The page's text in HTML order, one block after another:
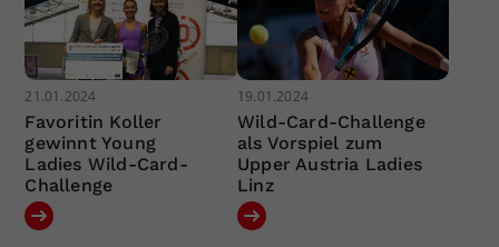
21.01.2024
Favoritin Koller
gewinnt Young
Ladies Wild-Card-
Challenge
19.01.2024
Wild-Card-Challenge
als Vorspiel zum
Upper Austria Ladies
Linz